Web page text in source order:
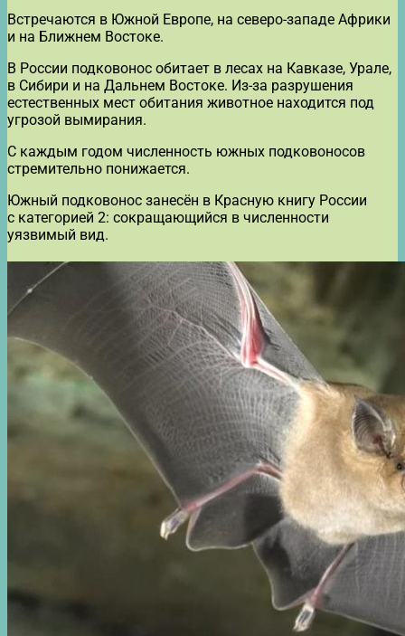
Встречаются в Южной Европе, на северо-западе Африки
и на Ближнем Востоке.
В России подковонос обитает в лесах на Кавказе, Урале,
в Сибири и на Дальнем Востоке. Из-за разрушения
естественных мест обитания животное находится под
угрозой вымирания.
С каждым годом численность южных подковоносов
стремительно понижается.
Южный подковонос занесён в Красную книгу России
с категорией 2: сокращающийся в численности
уязвимый вид.